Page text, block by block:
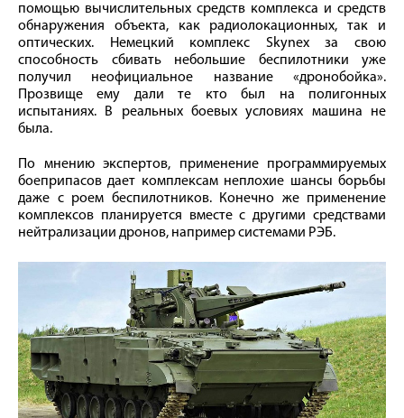
помощью вычислительных средств комплекса и средств
обнаружения объекта, как радиолокационных, так и
оптических. Немецкий комплекс Skynex за свою
способность сбивать небольшие беспилотники уже
получил неофициальное название «дронобойка».
Прозвище ему дали те кто был на полигонных
испытаниях. В реальных боевых условиях машина не
была.
По мнению экспертов, применение программируемых
боеприпасов дает комплексам неплохие шансы борьбы
даже с роем беспилотников. Конечно же применение
комплексов планируется вместе с другими средствами
нейтрализации дронов, например системами РЭБ.